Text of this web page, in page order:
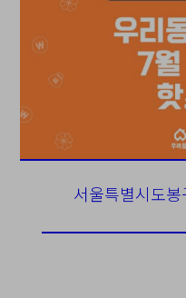
서울특별시도